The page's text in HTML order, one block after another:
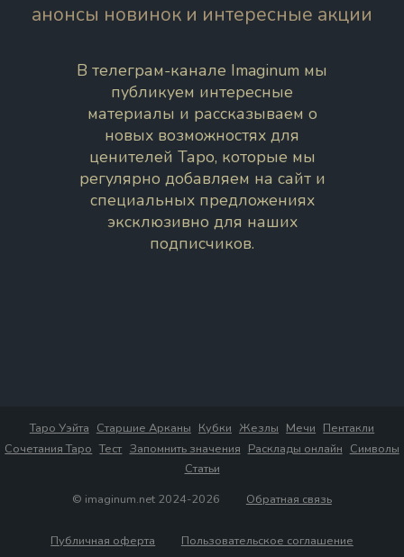
анонсы новинок и интересные акции
В телеграм-канале Imaginum мы
публикуем интересные
материалы и рассказываем о
новых возможностях для
ценителей Таро, которые мы
регулярно добавляем на сайт и
специальных предложениях
эксклюзивно для наших
подписчиков.
Таро Уэйта Старшие Арканы Кубки Жезлы Мечи Пентакли
Сочетания Таро Тест Запомнить значения Расклады онлайн Символы
Статьи
© imaginum.net 2024-2026
Обратная связь
Публичная оферта Пользовательское соглашение